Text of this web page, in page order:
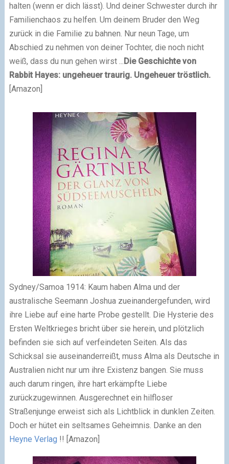
halten (wenn er dich lässt). Und deiner Schwester durch ihr
Familienchaos zu helfen. Um deinem Bruder den Weg
zurück in die Familie zu bahnen. Nur neun Tage, um
Abschied zu nehmen von deiner Tochter, die noch nicht
weiß, dass du nun gehen wirst ... Die Geschichte von
Rabbit Hayes: ungeheuer traurig. Ungeheuer tröstlich.
[Amazon]
Sydney/Samoa 1914: Kaum haben Alma und der
australische Seemann Joshua zueinandergefunden, wird
ihre Liebe auf eine harte Probe gestellt. Die Hysterie des
Ersten Weltkrieges bricht über sie herein, und plötzlich
befinden sie sich auf verfeindeten Seiten. Als das
Schicksal sie auseinanderreißt, muss Alma als Deutsche in
Australien nicht nur um ihre Existenz bangen. Sie muss
auch darum ringen, ihre hart erkämpfte Liebe
zurückzugewinnen. Ausgerechnet ein hilfloser
Straßenjunge erweist sich als Lichtblick in dunklen Zeiten.
Doch er hütet ein seltsames Geheimnis. Danke an den
Heyne Verlag !! [Amazon]